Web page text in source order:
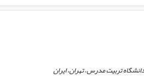
تربیت مدرس، تهران، ایران